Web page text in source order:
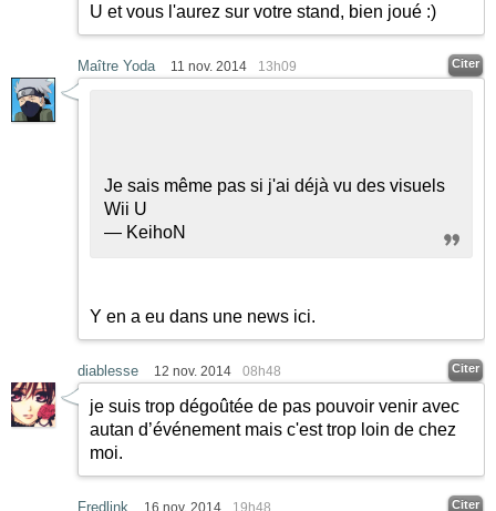
U et vous l'aurez sur votre stand, bien joué :)
Maître Yoda 11 nov. 2014 13h09 Citer
Je sais même pas si j'ai déjà vu des visuels
Wii U
— KeihoN
Y en a eu dans une news ici.
diablesse 12 nov. 2014 08h48 Citer
je suis trop dégoûtée de pas pouvoir venir avec
autan d’événement mais c'est trop loin de chez
moi.
Fredlink 16 nov. 2014 19h48 Citer